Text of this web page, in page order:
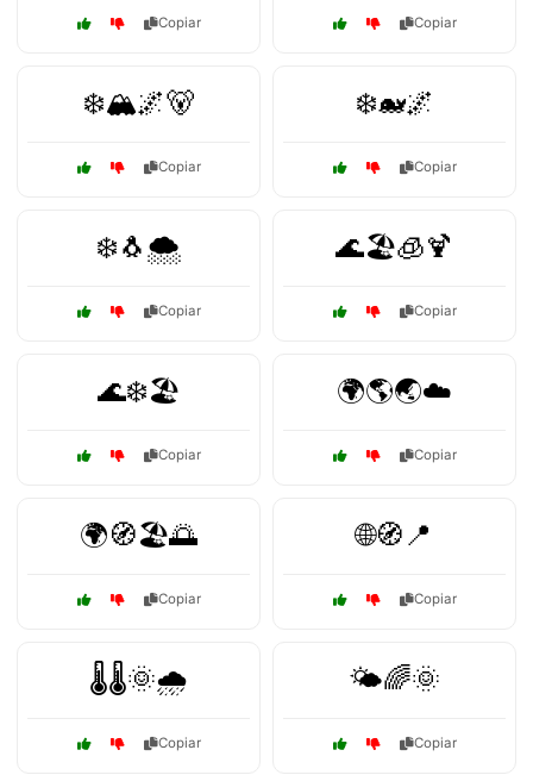
Copiar Copiar
❄️🏔️🌌🐻
Copiar
❄️🐋🌌
Copiar
❄️🐧🌨️
Copiar
🌊🏖️🧊🍹
Copiar
🌊❄️🏖️
Copiar
🌍🌎🌏☁️
Copiar
🌍🧭🏖️🌅
Copiar
🌐🧭📍
Copiar
🌡️🌡️🌞🌧️
Copiar
🌤️🌈🌞
Copiar